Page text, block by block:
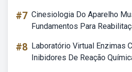
#7 Cinesiologia Do Aparelho
Fundamentos Para
#8 Laboratório Virtual Enzimas
Inibidores De Reação